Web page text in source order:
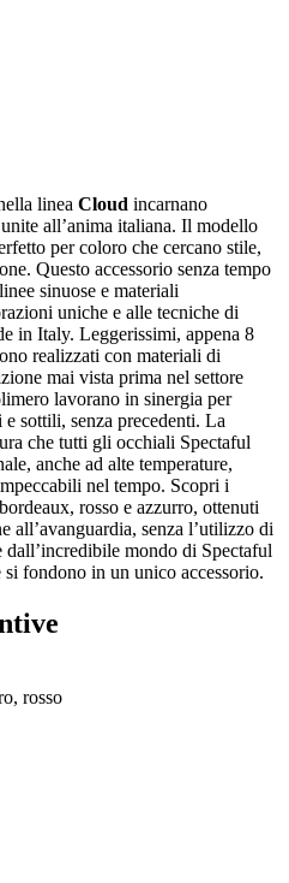
linea Cloud incarnano
all’anima italiana. Il modello
per coloro che cercano stile,
Questo accessorio senza tempo
sinuose e materiali
uniche e alle tecniche di
in Italy. Leggerissimi, appena 8
realizzati con materiali di
mai vista prima nel settore
lavorano in sinergia per
e sottili, senza precedenti. La
che tutti gli occhiali Spectaful
anche ad alte temperature,
nel tempo. Scopri i
rosso e azzurro, ottenuti
all’avanguardia, senza l’utilizzo di
mondo di Spectaful
si fondono in un unico accessorio.
rosso